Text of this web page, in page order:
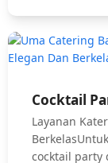
Cocktail
Layanan
cocktail party